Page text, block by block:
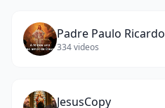
Padre Paulo Ricardo
334videos
JesusCopy